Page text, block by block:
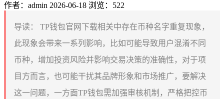
作者：admin 2026-06-18 浏览：522
导读：
TP钱包官网下载相关中存在币种名字重复现象，
此现象会带来一系列影响，比如可能导致用户混淆不同
币种，增加投资风险并影响交易决策的准确性，对于项
目方而言，也可能干扰其品牌形象和市场推广，要解决
这一问题，一方面TP钱包需加强审核机制，严格把控币